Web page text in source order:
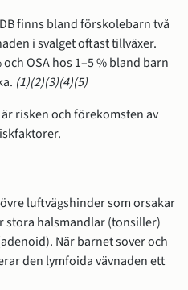
finns bland förskolebarn två
i svalget oftast tillväxer.
OSA hos 1–5 % bland barn
(1)(2)(3)(4)(5)
risken och förekomsten av
luftvägshinder som orsakar
stora halsmandlar (tonsiller)
När barnet sover och
den lymfoida vävnaden ett